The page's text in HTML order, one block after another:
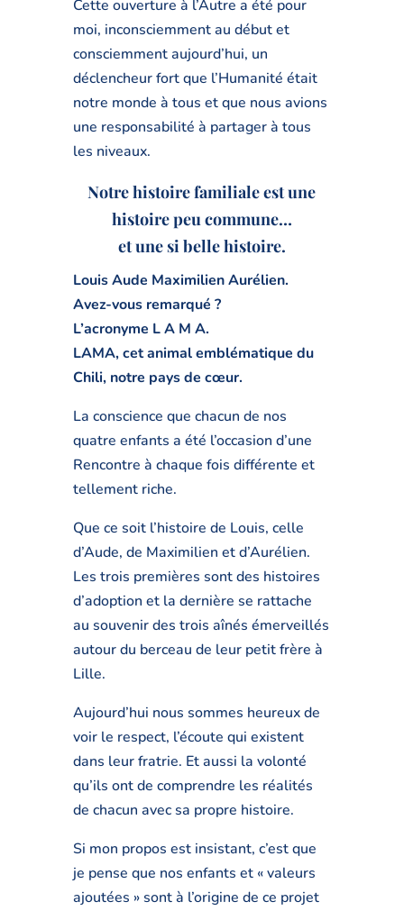
Cette ouverture à l’Autre a été pour
moi, inconsciemment au début et
consciemment aujourd’hui, un
déclencheur fort que l’Humanité était
notre monde à tous et que nous avions
une responsabilité à partager à tous
les niveaux.
Notre histoire familiale est une
histoire peu commune…
et une si belle histoire.
Louis Aude Maximilien Aurélien.
Avez-vous remarqué ?
L’acronyme L A M A.
LAMA, cet animal emblématique du
Chili, notre pays de cœur.
La conscience que chacun de nos
quatre enfants a été l’occasion d’une
Rencontre à chaque fois différente et
tellement riche.
Que ce soit l’histoire de Louis, celle
d’Aude, de Maximilien et d’Aurélien.
Les trois premières sont des histoires
d’adoption et la dernière se rattache
au souvenir des trois aînés émerveillés
autour du berceau de leur petit frère à
Lille.
Aujourd’hui nous sommes heureux de
voir le respect, l’écoute qui existent
dans leur fratrie. Et aussi la volonté
qu’ils ont de comprendre les réalités
de chacun avec sa propre histoire.
Si mon propos est insistant, c’est que
je pense que nos enfants et « valeurs
ajoutées » sont à l’origine de ce projet